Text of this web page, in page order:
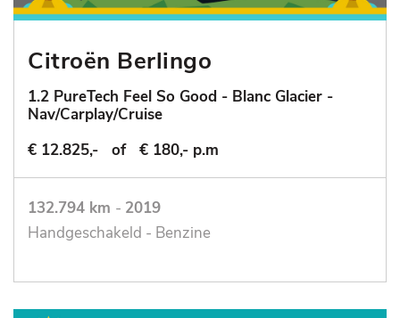
Citroën Berlingo
1.2 PureTech Feel So Good - Blanc Glacier -
Nav/Carplay/Cruise
€ 12.825,-
of € 180,- p.m
132.794 km - 2019
Handgeschakeld - Benzine